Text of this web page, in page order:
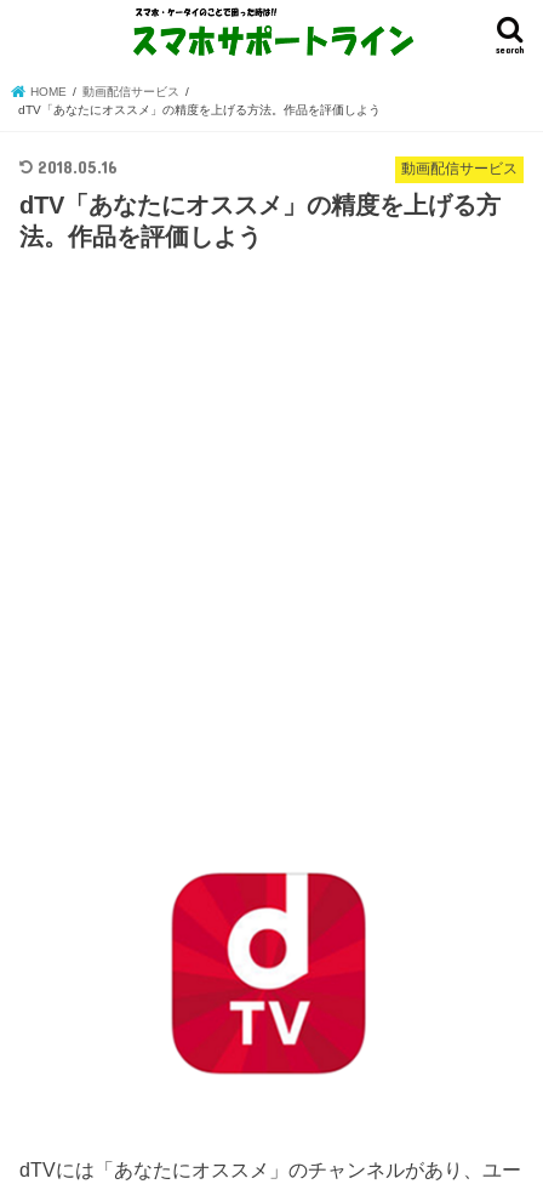
search
HOME
動画配信サービス
dTV「あなたにオススメ」の精度を上げる方法。作品を評価しよう
動画配信サービス
2018.05.16
dTV「あなたにオススメ」の精度を上げる方
法。作品を評価しよう
dTVには「あなたにオススメ」のチャンネルがあり、ユー